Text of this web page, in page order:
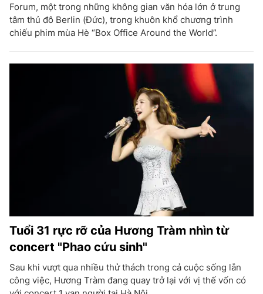
Forum, một trong những không gian văn hóa lớn ở trung
tâm thủ đô Berlin (Đức), trong khuôn khổ chương trình
chiếu phim mùa Hè “Box Office Around the World”.
Tuổi 31 rực rỡ của Hương Tràm nhìn từ
concert "Phao cứu sinh"
Sau khi vượt qua nhiều thử thách trong cả cuộc sống lẫn
công việc, Hương Tràm đang quay trở lại với vị thế vốn có